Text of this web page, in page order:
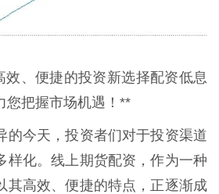
效、便捷的投资新选择配资低息
您把握市场机遇！**
的今天，投资者们对于投资渠道
样化。线上期货配资，作为一种
其高效、便捷的特点，正逐渐成